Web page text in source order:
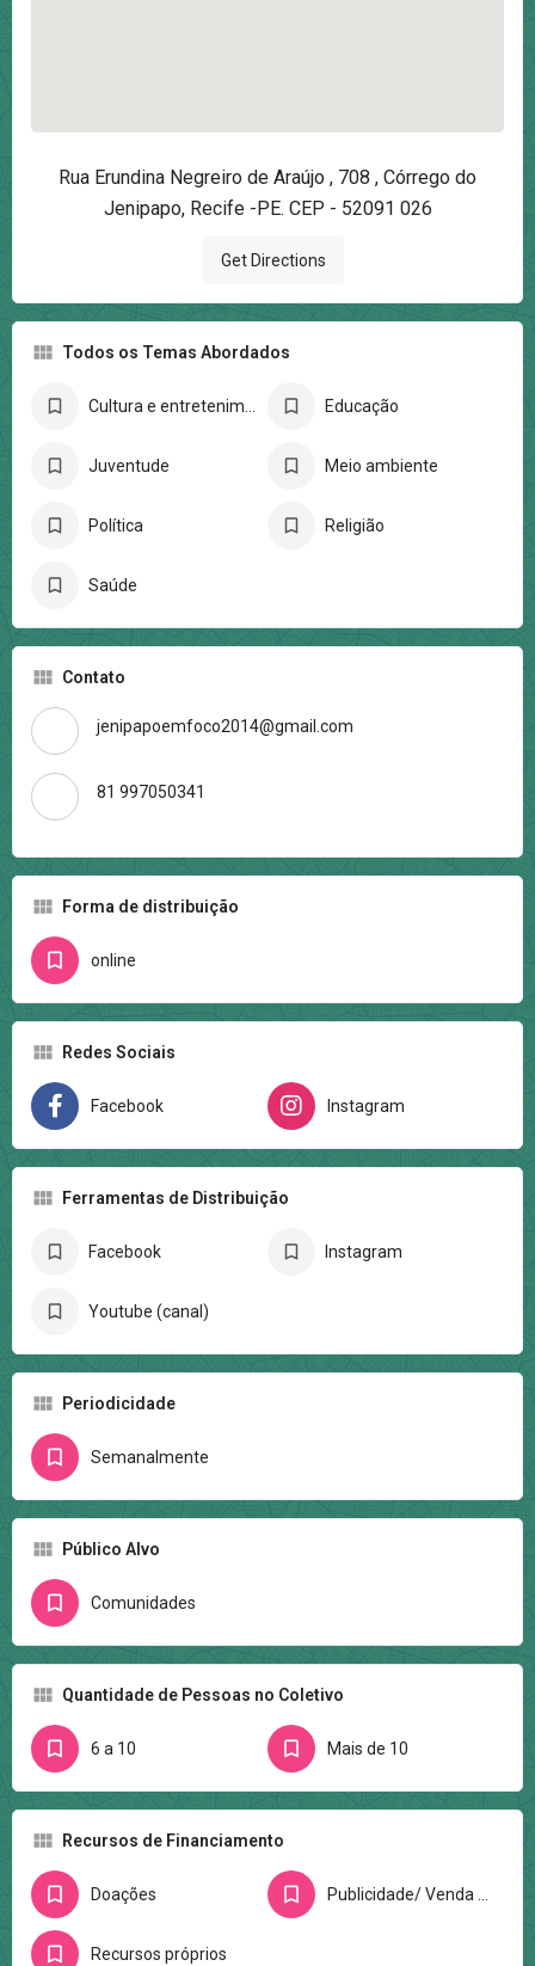
Rua Erundina Negreiro de Araújo , 708 , Córrego do
Jenipapo, Recife -PE. CEP - 52091 026
Get Directions
Todos os Temas Abordados
Cultura e entretenimento Educação
Juventude Meio ambiente
Política Religião
Saúde
Contato
jenipapoemfoco2014@gmail.com
81 997050341
Forma de distribuição
online
Redes Sociais
Facebook Instagram
Ferramentas de Distribuição
Facebook Instagram
Youtube (canal)
Periodicidade
Semanalmente
Público Alvo
Comunidades
Quantidade de Pessoas no Coletivo
6 a 10 Mais de 10
Recursos de Financiamento
Doações Publicidade/ Venda de anúncios e espaços
Recursos próprios